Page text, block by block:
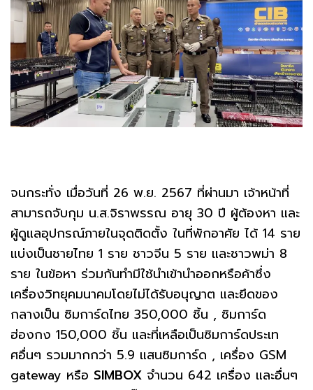
จนกระทั่ง เมื่อวันที่ 26 พ.ย. 2567 ที่ผ่านมา เจ้าหน้าที่
สามารถจับกุม น.ส.จิราพรรณ อายุ 30 ปี ผู้ต้องหา และ
ผู้ดูแลอุปกรณ์ภายในจุดติดตั้ง ในที่พักอาศัย ได้ 14 ราย
แบ่งเป็นชายไทย 1 ราย ชาวจีน 5 ราย และชาวพม่า 8
ราย ในข้อหา ร่วมกันทำมีใช้นำเข้านำออกหรือค้าซึ่ง
เครื่องวิทยุคมนาคมโดยไม่ได้รับอนุญาต และยึดของ
กลางเป็น ซิมการ์ดไทย 350,000 ชิ้น , ซิมการ์ด
ฮ่องกง 150,000 ชิ้น และที่เหลือเป็นซิมการ์ดประเท
ศอื่นๆ รวมมากกว่า 5.9 แสนซิมการ์ด , เครื่อง GSM
gateway หรือ SIMBOX จำนวน 642 เครื่อง และอื่นๆ